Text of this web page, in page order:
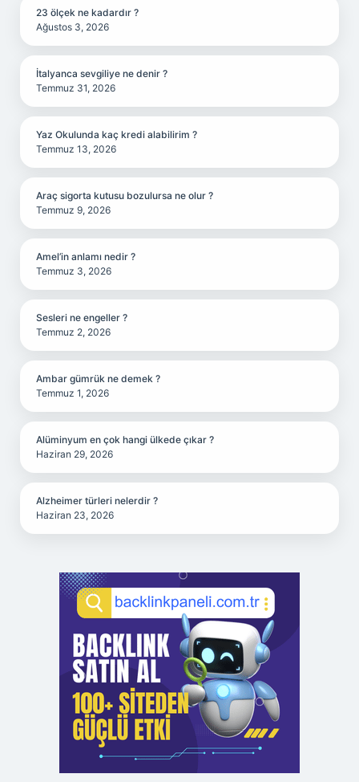
23 ölçek ne kadardır ?
Ağustos 3, 2026
İtalyanca sevgiliye ne denir ?
Temmuz 31, 2026
Yaz Okulunda kaç kredi alabilirim ?
Temmuz 13, 2026
Araç sigorta kutusu bozulursa ne olur ?
Temmuz 9, 2026
Amel’in anlamı nedir ?
Temmuz 3, 2026
Sesleri ne engeller ?
Temmuz 2, 2026
Ambar gümrük ne demek ?
Temmuz 1, 2026
Alüminyum en çok hangi ülkede çıkar ?
Haziran 29, 2026
Alzheimer türleri nelerdir ?
Haziran 23, 2026